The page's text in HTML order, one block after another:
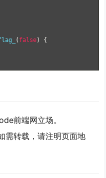
( false) {
前端网立场。
需转载，请注明页面地